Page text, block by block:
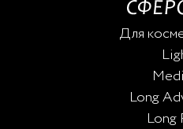
Для
Long
Long